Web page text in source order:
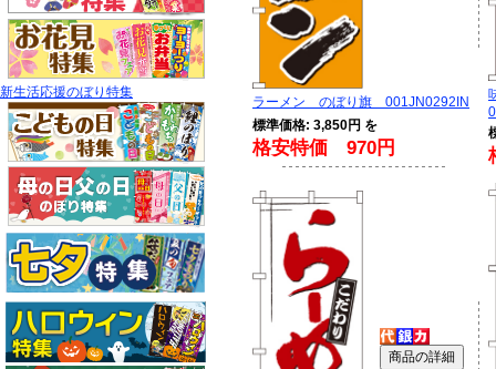
新生活応援のぼり特集
ラーメン のぼり旗 001JN0292IN
標準価格: 3,850円 を
格安特価 970円